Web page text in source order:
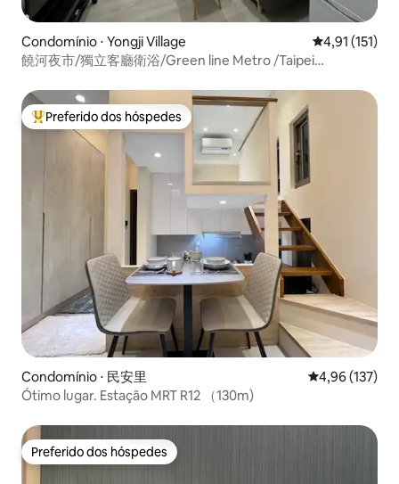
Condomínio ⋅ Yongji Village 4,91 de uma
4,91 (151)
饒河夜市/獨立客廳衛浴/Green line Metro /Taipei
Entre os melhores preferidos dos hóspedes
Preferido dos hóspedes
Condomínio ⋅ 民安里 4,96 de uma
4,96 (137)
Ótimo lugar. Estação MRT R12 （130m)
Preferido dos hóspedes
Preferido dos hóspedes